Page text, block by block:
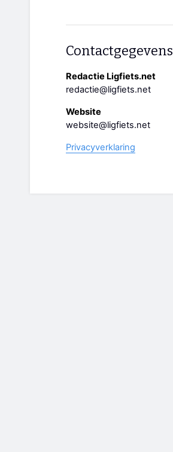
Contactgegevens
Redactie Ligfiets.net
redactie@ligfiets.net
Website
website@ligfiets.net
Privacyverklaring